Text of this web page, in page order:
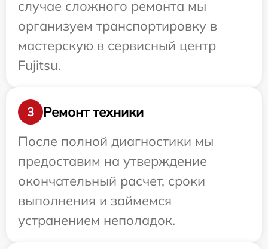
случае сложного ремонта мы
организуем транспортировку в
мастерскую в сервисный центр
Fujitsu.
3
Ремонт техники
После полной диагностики мы
предоставим на утверждение
окончательный расчет, сроки
выполнения и займемся
устранением неполадок.